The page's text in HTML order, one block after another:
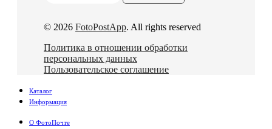
© 2026 FotoPostApp. All rights reserved
Политика в отношении обработки
персональных данных
Пользовательское соглашение
Каталог
Информация
О ФотоПочте